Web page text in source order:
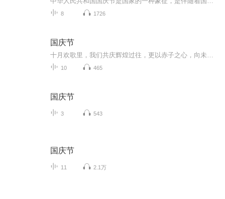
8 1726
国庆节
10 465
国庆节
3 543
国庆节
11 2.1万